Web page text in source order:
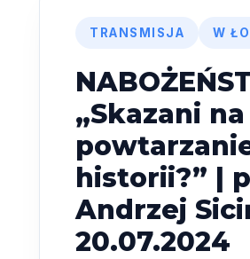
TRANSMISJA W
„Skazani na
historii?” |
Andrzej
20.07.2024